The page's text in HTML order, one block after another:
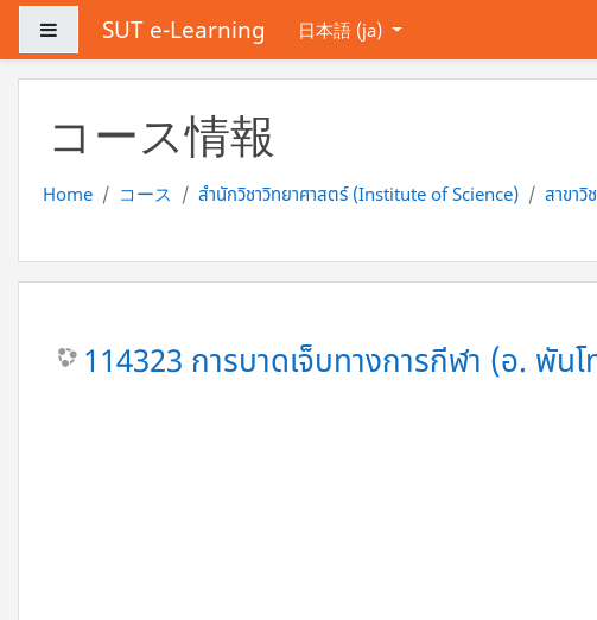
メインコンテンツへスキップする
サイドパネル
SUT e-Learning 日本語 ‎(ja)‎
コース情報
Home コース สำนักวิชาวิทยาศาสตร์ (Institute of Science) สาขาวิ
114323 การบาดเจ็บทางการกีฬา (อ. พัน